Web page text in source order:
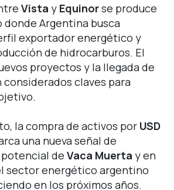
Vista y Equinorse produce
donde Argentina busca
exportador energético y
de hidrocarburos. El
proyectos y la llegada de
considerados claves para
la compra de activos por USD
una nueva señal de
de Vaca Muerta y en
sector energético argentino
en los próximos años.